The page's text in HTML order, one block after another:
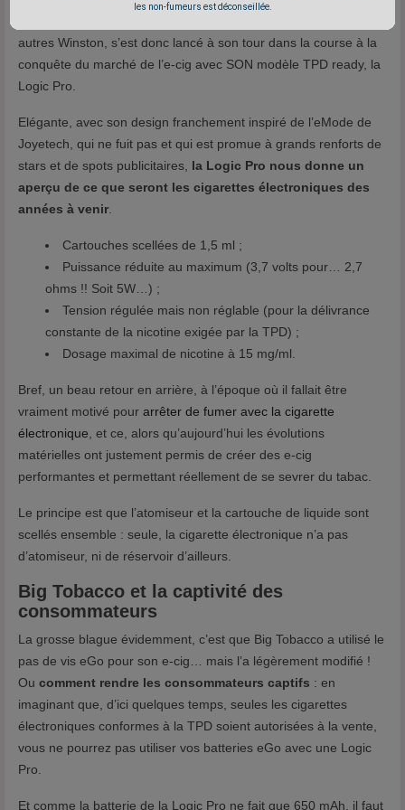
les non-fumeurs est déconseillée.
autres Winston, s’est donc lancé à son tour dans la course à la
conquête du marché de l’e-cig avec SON modèle TPD ready, la
Logic Pro.
Elégante, avec son design franchement inspiré de l’eMode de
Joyetech, qui ne fuit pas et qui est promue à grands renforts de
stars et de spots publicitaires, la Logic Pro nous donne un
aperçu de ce que seront les cigarettes électroniques des
années à venir
Cartouches scellées de 1,5 ml ;
Puissance réduite au maximum (3,7 volts pour… 2,7
ohms !! Soit 5W…) ;
Tension régulée mais non réglable (pour la délivrance
constante de la nicotine exigée par la TPD) ;
Dosage maximal de nicotine à 15 mg/ml.
Bref, un beau retour en arrière, à l’époque où il fallait être
vraiment motivé pour arrêter de fumer avec la cigarette
électronique , et ce, alors qu’aujourd’hui les évolutions
matérielles ont justement permis de créer des e-cig
performantes et permettant réellement de se sevrer du tabac.
Le principe est que l’atomiseur et la cartouche de liquide sont
scellés ensemble : seule, la cigarette électronique n’a pas
d’atomiseur, ni de réservoir d’ailleurs.
Big Tobacco et la captivité des
consommateurs
La grosse blague évidemment, c’est que Big Tobacco a utilisé le
pas de vis eGo pour son e-cig… mais l’a légèrement modifié !
Ou comment rendre les consommateurs captifs : en
imaginant que, d’ici quelques temps, seules les cigarettes
électroniques conformes à la TPD soient autorisées à la vente,
vous ne pourrez pas utiliser vos batteries eGo avec une Logic
Pro.
Et comme la batterie de la Logic Pro ne fait que 650 mAh, il faut